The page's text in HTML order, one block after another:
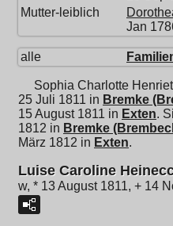
Mutter-leiblich
Jan
alle
Sophia Charlotte
25 Juli 1811 in Bremke
15 August 1811 in Exten.
1812 in Bremke
März 1812 in Exten.
Luise Caroline
w, * 13 August 1811, + 14